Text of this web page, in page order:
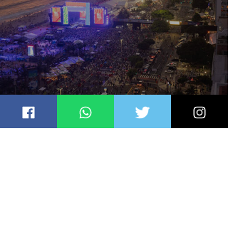
Bets avançam na cultura via Lei
Rouanet e criam dilema para